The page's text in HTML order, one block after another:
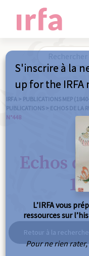
IRFA > PUBLICATIONS MEP
PUBLICATIONS > ECHOS DE LA
N°448
Echos
Retour à la recherche
S'inscrire à la
up for the
L’IRFA vous
ressources sur
Pour ne rien